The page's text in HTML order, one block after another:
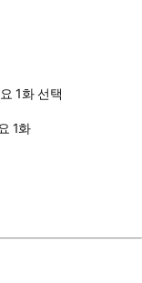
1화 선택
1화